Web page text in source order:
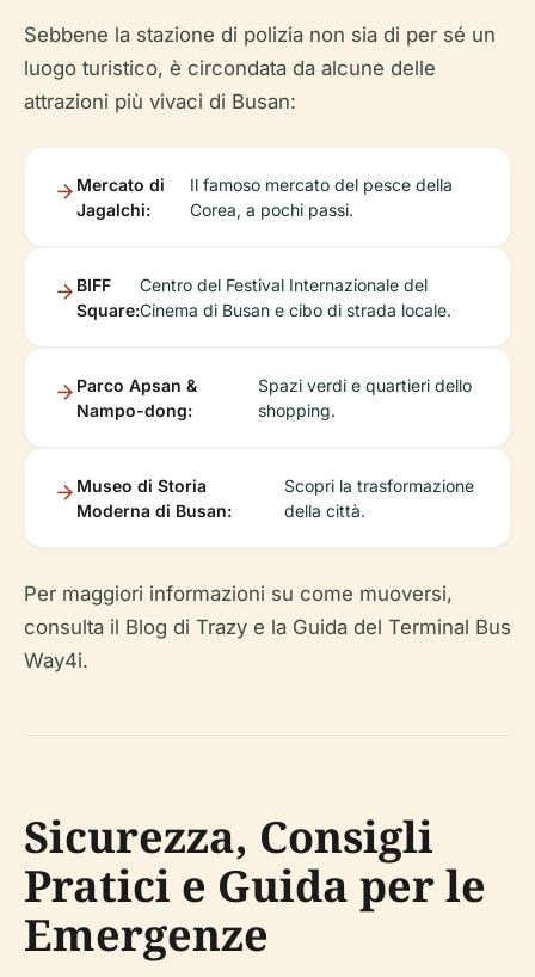
Sebbene la stazione di polizia non sia di per sé un
luogo turistico, è circondata da alcune delle
attrazioni più vivaci di Busan:
Mercato di
Jagalchi:
Il famoso mercato del pesce della
Corea, a pochi passi.
BIFF
Square:
Centro del Festival Internazionale del
Cinema di Busan e cibo di strada locale.
Parco Apsan &
Nampo-dong:
Spazi verdi e quartieri dello
shopping.
Museo di Storia
Moderna di Busan:
Scopri la trasformazione
della città.
Per maggiori informazioni su come muoversi,
consulta il Blog di Trazy e la Guida del Terminal Bus
Way4i.
Sicurezza, Consigli
Pratici e Guida per le
Emergenze